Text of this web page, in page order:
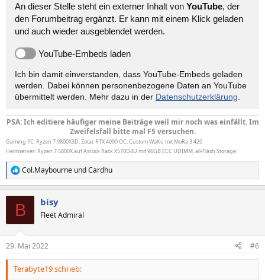
An dieser Stelle steht ein externer Inhalt von YouTube, der
den Forumbeitrag ergänzt. Er kann mit einem Klick geladen
und auch wieder ausgeblendet werden.
YouTube-Embeds laden
Ich bin damit einverstanden, dass YouTube-Embeds geladen
werden. Dabei können personen­bezogene Daten an YouTube
übermittelt werden. Mehr dazu in der Datenschutzerklärung
PSA: Ich editiere häufiger meine Beiträge weil mir noch was einfällt. Im
Zweifelsfall bitte mal F5 versuchen.
Gaming PC: Ryzen 7 9800X3D, Zotac RTX 4090 OC, Custom WaKü mit MoRa 3 420
Heimserver: Ryzen 7 5800X auf Asrock Rack X570D4U mit 96GB ECC UDIMM, all-Flash Storage
R
e
e
n
Col.Maybourne undCardhu
B bisy
Fleet Admiral
29. Mai 2022 #6
Terabyte19 schrieb: